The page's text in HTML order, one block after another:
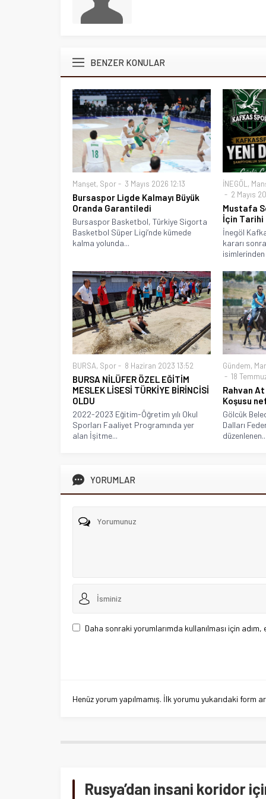
BENZER KONULAR
Manşet, Spor 3 Mayıs 2026 12:13
Bursaspor Ligde Kalmayı Büyük
Oranda Garantiledi
Bursaspor Basketbol, Türkiye Sigorta
Basketbol Süper Ligi’nde kümede
kalma yolunda...
İNEGÖL ,
2 Mayıs
Mustafa
İçin Tarihi
İnegöl
kararı
BURSA, Spor 8 Haziran 2023 13:52
BURSA NİLÜFER ÖZEL EĞİTİM
MESLEK LİSESİ TÜRKİYE BİRİNCİSİ
OLDU
2022-2023 Eğitim-Öğretim yılı Okul
Sporları Faaliyet Programında yer
alan İşitme...
Gündem,
18
Rahvan
Koşusu
Gölcük
Dalları
YORUMLAR
Daha sonraki yorumlarımda kullanılması için
Henüz yorum yapılmamış. İlk yorumu yukarıdaki form
Rusya’dan insani koridor